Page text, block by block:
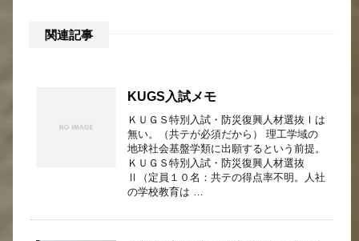
関連記事
KUGS入試メモ
ＫＵＧＳ特別入試・防災復興人材選抜Ⅰは
無い。（共テが必須だから） 理工学域の
地球社会基盤学類に出願するという前提。
ＫＵＧＳ特別入試・防災復興人材選抜
Ⅱ（定員１０名：共テの得点率不明。人社
の学校教育は …